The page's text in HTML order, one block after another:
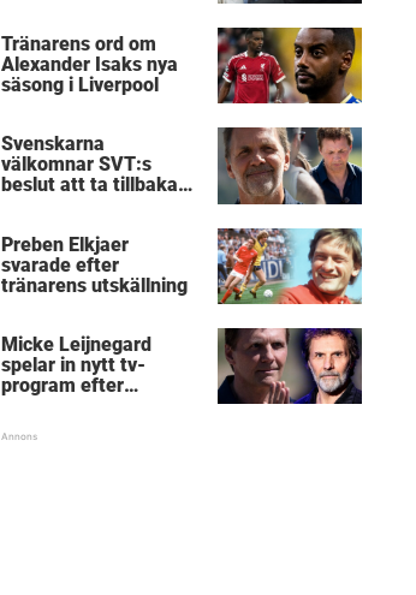
Tränarens ord om
Alexander Isaks nya
säsong i Liverpool
Svenskarna
välkomnar SVT:s
beslut att ta tillbaka
Preben Elkjaer
svarade efter
tränarens utskällning
Micke Leijnegard
spelar in nytt tv-
program efter